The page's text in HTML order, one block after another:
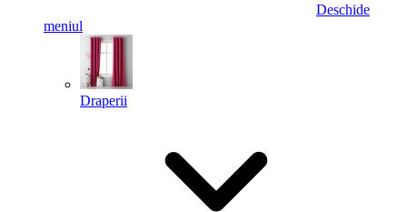
Deschide
meniul
Draperii